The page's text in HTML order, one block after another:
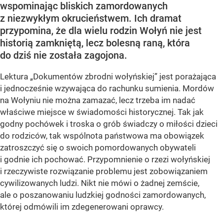
wspominając bliskich zamordowanych
z niezwykłym okrucieństwem. Ich dramat
przypomina, że dla wielu rodzin Wołyń nie jest
historią zamkniętą, lecz bolesną raną, która
do dziś nie została zagojona.
Lektura „Dokumentów zbrodni wołyńskiej” jest porażająca
i jednocześnie wzywająca do rachunku sumienia. Mordów
na Wołyniu nie można zamazać, lecz trzeba im nadać
właściwe miejsce w świadomości historycznej. Tak jak
godny pochówek i troska o grób świadczy o miłości dzieci
do rodziców, tak wspólnota państwowa ma obowiązek
zatroszczyć się o swoich pomordowanych obywateli
i godnie ich pochować. Przypomnienie o rzezi wołyńskiej
i rzeczywiste rozwiązanie problemu jest zobowiązaniem
cywilizowanych ludzi. Nikt nie mówi o żadnej zemście,
ale o poszanowaniu ludzkiej godności zamordowanych,
której odmówili im zdegenerowani oprawcy.